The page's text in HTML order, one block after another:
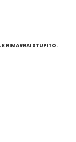
RIMARRAI STUPITO.